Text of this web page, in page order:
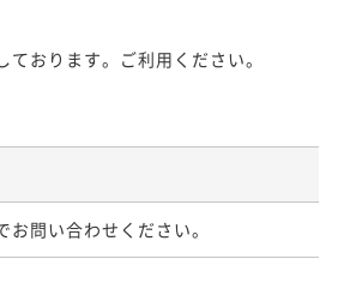
おります。ご利用ください。
問い合わせください。